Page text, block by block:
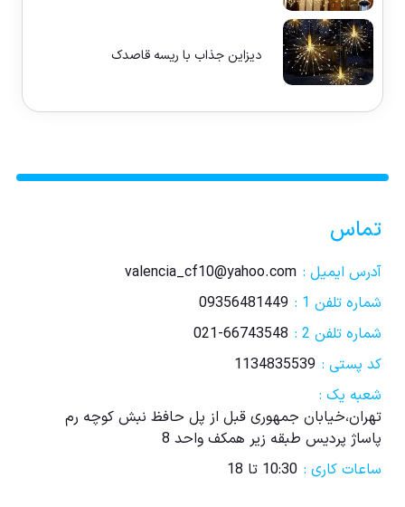
دیزاین جذاب با ریسه قاصدک
تماس
آدرس ایمیل : valencia_cf10@yahoo.com
شماره تلفن 1 :
09356481449
شماره تلفن 2 :
021-66743548
کد پستی : 1134835539
شعبه یک :
تهران،خیابان جمهوری قبل از پل حافظ نبش کوچه رم
پاساژ پردیس طبقه زیر همکف واحد 8
ساعات کاری : 10:30 تا 18